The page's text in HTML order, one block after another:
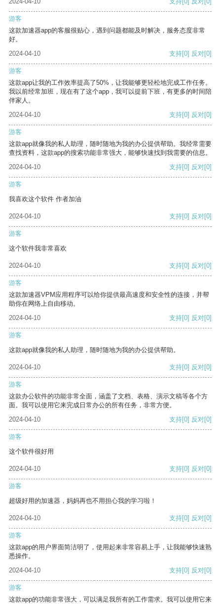
游客
这款加速器app的客服很贴心，遇到问题都能及时解决，服务态度非常
好。
2024-04-10
支持[0] 反对[0]
游客
这款app让我的工作效率提高了50%，让我能够更轻松地完成工作任务。
我以前经常加班，现在有了这个app，我可以提前下班，有更多的时间陪
伴家人。
2024-04-10
支持[0] 反对[0]
游客
这款app就像我的私人助理，随时随地为我的办公提供帮助。我经常需要
查找资料，这款app的搜索功能非常强大，能够快速找到我需要的信息。
2024-04-10
支持[0] 反对[0]
游客
我喜欢这个软件 作者加油
2024-04-10 支持[0] 反对[0]
游客
这个软件我非常喜欢
2024-04-10 支持[0] 反对[0]
游客
这款加速器VPM应用程序可以给你提供最高速度和安全性的连接，并帮
助你在网络上自由移动。
2024-04-10
支持[0] 反对[0]
游客
这款app就像我的私人助理，随时随地为我的办公提供帮助。
2024-04-10 支持[0] 反对[0]
游客
这款办公软件的功能非常全面，涵盖了文档、表格、演示文稿等各个方
面。我可以使用它来完成日常办公的所有任务，非常方便。
2024-04-10
支持[0] 反对[0]
游客
这个软件很好用
2024-04-10 支持[0] 反对[0]
游客
超级好用的加速器，妈妈再也不用担心我的学习啦！
2024-04-10 支持[0] 反对[0]
游客
这款app的用户界面简洁明了，使用起来非常容易上手，让我能够快速熟
悉操作。
2024-04-10
支持[0] 反对[0]
游客
这款app的功能非常强大，可以满足我所有的工作需求。我可以使用它来